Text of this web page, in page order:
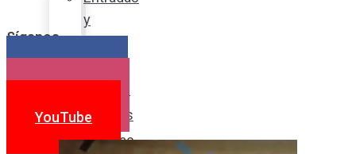
y
Postres
Bebidas
Síganos
YouTube